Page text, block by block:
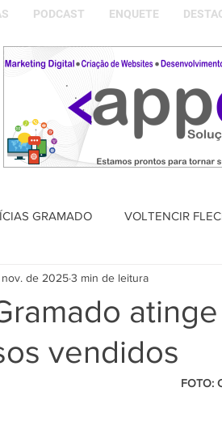
PODCAST ENQUETE
GRAMADO VOLTENCIR
DESTAQUE POLÍTICO
vendidos
nov. de 20253 min de leitura